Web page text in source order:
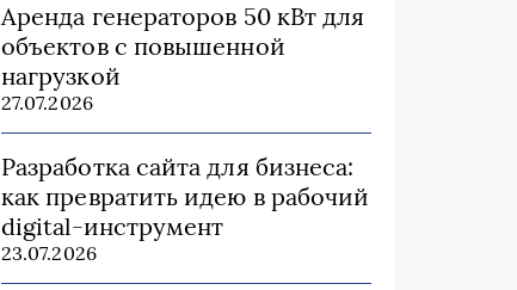
Аренда генераторов 50 кВт для
объектов с повышенной
нагрузкой
27.07.2026
Разработка сайта для бизнеса:
как превратить идею в рабочий
digital-инструмент
23.07.2026